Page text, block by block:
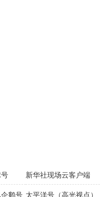
新华社现场云客户端
鹅号 太平洋号（高光视点）